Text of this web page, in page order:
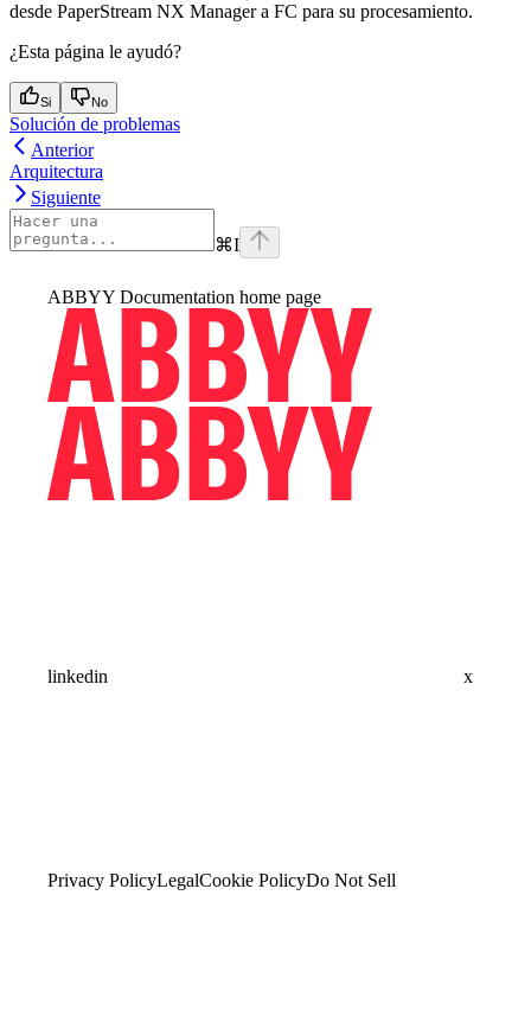
desde PaperStream NX Manager a FC para su procesamiento.
¿Esta página le ayudó?
Si No
Solución de problemas
Anterior
Arquitectura
Siguiente
⌘I
ABBYY Documentation home page
linkedin x
Privacy PolicyLegalCookie PolicyDo Not Sell